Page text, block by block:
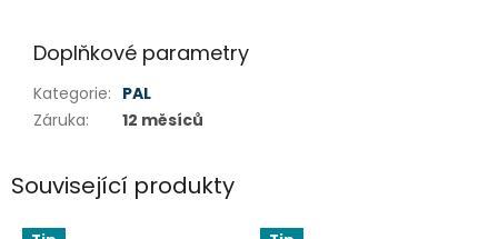
Doplňkové parametry
Kategorie: PAL
Záruka: 12 měsíců
Související produkty